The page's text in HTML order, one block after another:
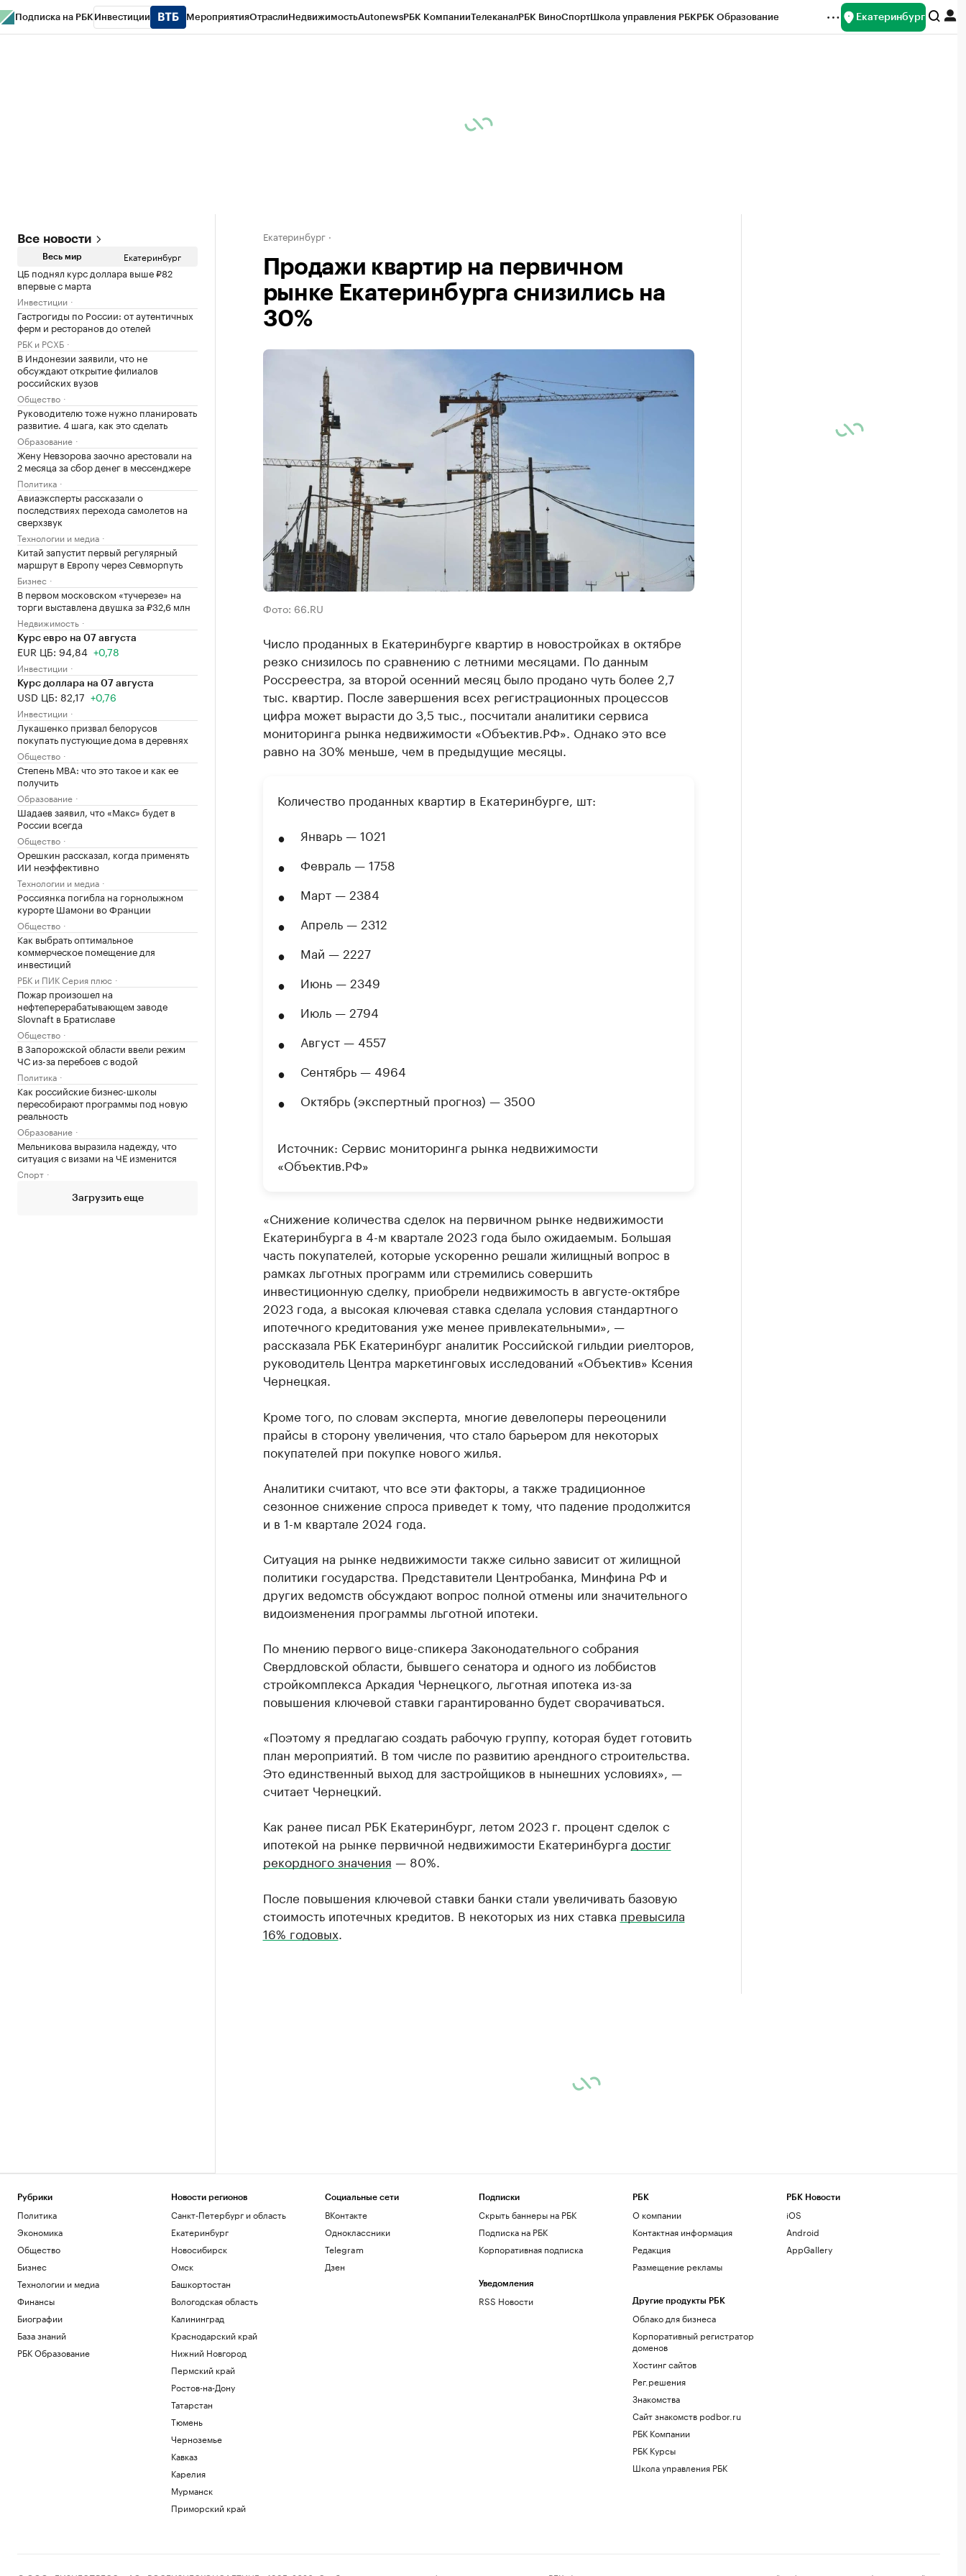
Подписка на РБК Инвестиции МероприятияОтраслиНедвижимостьAutonewsРБК КомпанииТелеканалРБК ВиноСпортШкола управления РБКРБК Образование Екатеринбург
Все новости
Весь мир Екатеринбург
ЦБ поднял курс доллара выше ₽82
впервые с марта
Инвестиции
Гастрогиды по России: от аутентичных
ферм и ресторанов до отелей
РБК и РСХБ
В Индонезии заявили, что не
обсуждают открытие филиалов
российских вузов
Общество
Руководителю тоже нужно планировать
развитие. 4 шага, как это сделать
Образование
Жену Невзорова заочно арестовали на
2 месяца за сбор денег в мессенджере
Политика
Авиаэксперты рассказали о
последствиях перехода самолетов на
сверхзвук
Технологии и медиа
Китай запустит первый регулярный
маршрут в Европу через Севморпуть
Бизнес
В первом московском «тучерезе» на
торги выставлена двушка за ₽32,6 млн
Недвижимость
Курс евро на 07 августа
EUR ЦБ: 94,84 +0,78
Инвестиции
Курс доллара на 07 августа
USD ЦБ: 82,17 +0,76
Инвестиции
Лукашенко призвал белорусов
покупать пустующие дома в деревнях
Общество
Степень MBA: что это такое и как ее
получить
Образование
Шадаев заявил, что «Макс» будет в
России всегда
Общество
Орешкин рассказал, когда применять
ИИ неэффективно
Технологии и медиа
Россиянка погибла на горнолыжном
курорте Шамони во Франции
Общество
Как выбрать оптимальное
коммерческое помещение для
инвестиций
РБК и ПИК Серия плюс
Пожар произошел на
нефтеперерабатывающем заводе
Slovnaft в Братиславе
Общество
В Запорожской области ввели режим
ЧС из-за перебоев с водой
Политика
Как российские бизнес-школы
пересобирают программы под новую
реальность
Образование
Мельникова выразила надежду, что
ситуация с визами на ЧЕ изменится
Спорт
Загрузить еще
Екатеринбург
Продажи квартир на первичном
рынке Екатеринбурга снизились на
30%
Фото: 66.RU
Число проданных в Екатеринбурге квартир в новостройках в октябре
резко снизилось по сравнению с летними месяцами. По данным
Россреестра, за второй осенний месяц было продано чуть более 2,7
тыс. квартир. После завершения всех регистрационных процессов
цифра может вырасти до 3,5 тыс., посчитали аналитики сервиса
мониторинга рынка недвижимости «Объектив.РФ». Однако это все
равно на 30% меньше, чем в предыдущие месяцы.
Количество проданных квартир в Екатеринбурге, шт:
Январь — 1021
Февраль — 1758
Март — 2384
Апрель — 2312
Май — 2227
Июнь — 2349
Июль — 2794
Август — 4557
Сентябрь — 4964
Октябрь (экспертный прогноз) — 3500
Источник: Сервис мониторинга рынка недвижимости
«Объектив.РФ»
«Снижение количества сделок на первичном рынке недвижимости
Екатеринбурга в 4-м квартале 2023 года было ожидаемым. Большая
часть покупателей, которые ускоренно решали жилищный вопрос в
рамках льготных программ или стремились совершить
инвестиционную сделку, приобрели недвижимость в августе-октябре
2023 года, а высокая ключевая ставка сделала условия стандартного
ипотечного кредитования уже менее привлекательными», —
рассказала РБК Екатеринбург аналитик Российской гильдии риелторов,
руководитель Центра маркетинговых исследований «Объектив» Ксения
Чернецкая.
Кроме того, по словам эксперта, многие девелоперы переоценили
прайсы в сторону увеличения, что стало барьером для некоторых
покупателей при покупке нового жилья.
Аналитики считают, что все эти факторы, а также традиционное
сезонное снижение спроса приведет к тому, что падение продолжится
и в 1-м квартале 2024 года.
Ситуация на рынке недвижимости также сильно зависит от жилищной
политики государства. Представители Центробанка, Минфина РФ и
других ведомств обсуждают вопрос полной отмены или значительного
видоизменения программы льготной ипотеки.
По мнению первого вице-спикера Законодательного собрания
Свердловской области, бывшего сенатора и одного из лоббистов
стройкомплекса Аркадия Чернецкого, льготная ипотека из-за
повышения ключевой ставки гарантированно будет сворачиваться.
«Поэтому я предлагаю создать рабочую группу, которая будет готовить
план мероприятий. В том числе по развитию арендного строительства.
Это единственный выход для застройщиков в нынешних условиях», —
считает Чернецкий.
Как ранее писал РБК Екатеринбург, летом 2023 г. процент сделок с
ипотекой на рынке первичной недвижимости Екатеринбурга достиг
рекордного значения — 80%.
После повышения ключевой ставки банки стали увеличивать базовую
стоимость ипотечных кредитов. В некоторых из них ставка превысила
16% годовых
Рубрики
Политика
Экономика
Общество
Бизнес
Технологии и медиа
Финансы
Биографии
База знаний
РБК Образование
Новости регионов
Санкт-Петербург и область
Екатеринбург
Новосибирск
Омск
Башкортостан
Вологодская область
Калининград
Краснодарский край
Нижний Новгород
Пермский край
Ростов-на-Дону
Татарстан
Тюмень
Черноземье
Кавказ
Карелия
Мурманск
Приморский край
Социальные сети
ВКонтакте
Одноклассники
Telegram
Дзен
Подписки
Скрыть баннеры на РБК
Подписка на РБК
Корпоративная подписка
Уведомления
RSS Новости
РБК
О компании
Контактная информация
Редакция
Размещение рекламы
Другие продукты РБК
Облако для бизнеса
Корпоративный регистратор
доменов
Хостинг сайтов
Рег.решения
Знакомства
Сайт знакомств podbor.ru
РБК Компании
РБК Курсы
Школа управления РБК
РБК Новости
iOS
Android
AppGallery